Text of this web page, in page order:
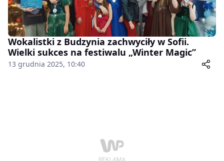
Wokalistki z Budzynia zachwyciły w Sofii.
Wielki sukces na festiwalu „Winter Magic”
13 grudnia 2025, 10:40